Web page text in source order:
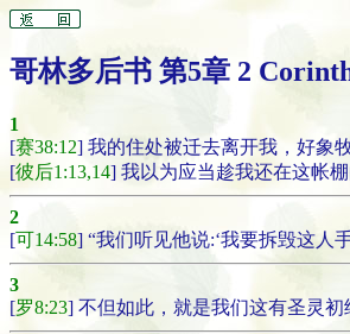
哥林多后书 第5章 2
1
[赛38:12] 我的住处被迁去离开我，好象
[彼后1:13,14] 我以为应当趁我还在这帐
2
[可14:58] “我们听见他说:‘我要拆毁这人
3
[罗8:23] 不但如此，就是我们这有圣灵